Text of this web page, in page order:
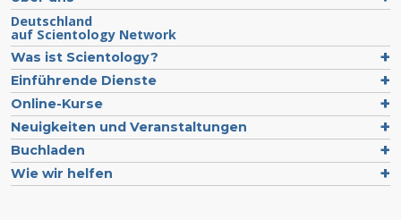
Deutschland
auf Scientology Network
Was ist Scientology?
Einführende Dienste
Online-Kurse
Neuigkeiten und Veranstaltungen
Buchladen
Wie wir helfen